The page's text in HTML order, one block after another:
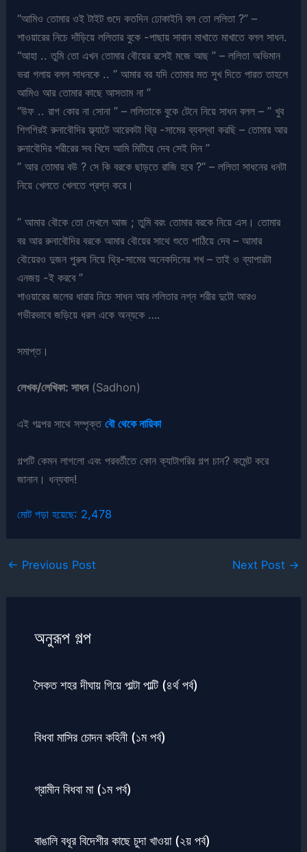
“আমিও তোমার ওই টাইট গুদে কতদিন ঢোকাইনি বল তো ললিতা ?” –
শাওয়ারের নিচে দাঁড়িয়ে ললিতার বুকে -পাছায় সাবান মাখাতে মাখাতে বলল সাধন.
“আহা .. তুমি তো এখন তোমার বৌয়ের রসেই মজে আছ ” – ললিতা অভিমান
ভরা গলায় বলল সাধনকে .. ” আমার বর যদি তোমার মত সুখ দিতে পারত তাহলে
আমিও আর তোমার কাছে আসতাম না ”
“উফ .. রাগ কোর না সোনা ” – ললিতাকে বুকে টেনে নিয়ে সাধন বলল – ” খুব
শিগগিরই রুনাবৌদির ফ্ল্যাটে আরেকটা থ্রি -সামের ব্যবস্থা করছি – তোমার আর
রুনাবৌদির শরীরের সব খিদে আমি মিটিয়ে দেব সেই দিন ”
” আর তোমার বউ ? সে কি বরকে ছাড়তে রাজি হবে ?” – ললিতা সাধনের ধনটা
নিয়ে খেলতে খেলতে প্রশ্ন করে।
” আমার বৌকে তো দেখলে আজ ; তুমি বরং তোমার বরকে নিয়ে এস। তোমার
বর আর রুনাবৌদির বরকে আমার বৌয়ের সাথে শুতে পাঠিয়ে দেব – আমার
বৌয়েরও দুজন পুরুষ নিয়ে থ্রি-সামের অনেকদিনের শখ – তাই ও ব্যাপারটা
এনজয় -ই করবে ”
শাওয়ারের জলের ধারার নিচে সাধন আর ললিতার নগ্ন শরীর দুটো আরও
গভীরভাবে জড়িয়ে ধরল একে অন্যকে ….
সমাপ্ত।
লেখক/লেখিকা: সাধন(Sadhon)
এই গল্পের সাথে সম্পৃক্তবৌ থেকে নায়িকা
গল্পটি কেমন লাগলো এবং পরবর্তীতে কোন ক্যাটাগরির গল্প চান? কমেন্ট করে
জানান। ধন্যবাদ!
মোট পড়া হয়েছে: 2,478
← Previous Post Next Post →
অনুরূপ গল্প
সৈকত শহর দীঘায় গিয়ে পাল্টা পাল্টি (৪র্থ পর্ব)
বিধবা মাসির চোদন কহিনী (১ম পর্ব)
গ্রামীন বিধবা মা (১ম পর্ব)
বাঙালি বধূর বিদেশীর কাছে চুদা খাওয়া (২য় পর্ব)